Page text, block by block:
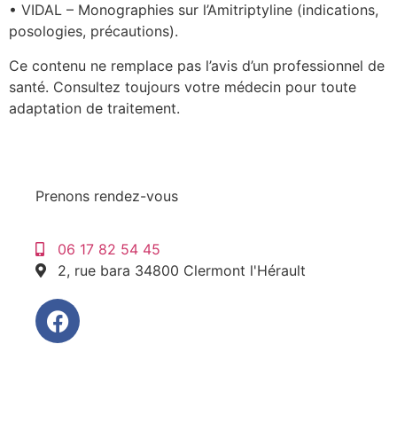
• VIDAL – Monographies sur l’Amitriptyline (indications,
posologies, précautions).
Ce contenu ne remplace pas l’avis d’un professionnel de
santé. Consultez toujours votre médecin pour toute
adaptation de traitement.
Prenons rendez-vous
06 17 82 54 45
2, rue bara 34800 Clermont l'Hérault